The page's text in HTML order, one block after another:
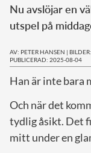
Nu avslöjar en
utspel på
AV: PETER HANSEN |
PUBLICERAD: 2025-08-04
Han är inte bara
Och när det
tydlig åsikt. Det
mitt under en